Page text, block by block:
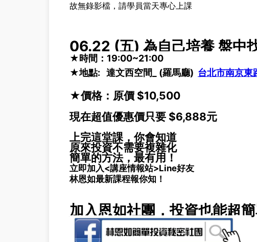
故無錄影檔， 請學員當天專心上課
06.22 (五) 為自己培養 盤中
★時間：19:00~21:00
★地點: 達文西空間
(羅馬廳) 台北市南京東
★價格：原價 $10,500
現在超值優惠價只要 $6,888元
上完這堂課，你會知道
原來投資不需要複雜化
簡單的方法，最有用！
立即加入<講座情報站>Line好友
林恩如最新課程報你知！
加入恩如社團，投資也能超簡